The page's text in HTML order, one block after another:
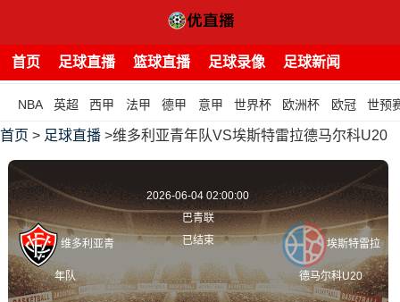
首页 足球直播 篮球直播 足球录像 足球新闻
NBA 英超 西甲 法甲 德甲 意甲 世界杯 欧洲杯 欧冠 世预
首页 > 足球直播 >维多利亚青年队VS埃斯特雷拉德马尔科U20
维多利亚青
年队
2026-06-04 02:00:00
巴青联
已结束
埃斯特雷拉
德马尔科U20